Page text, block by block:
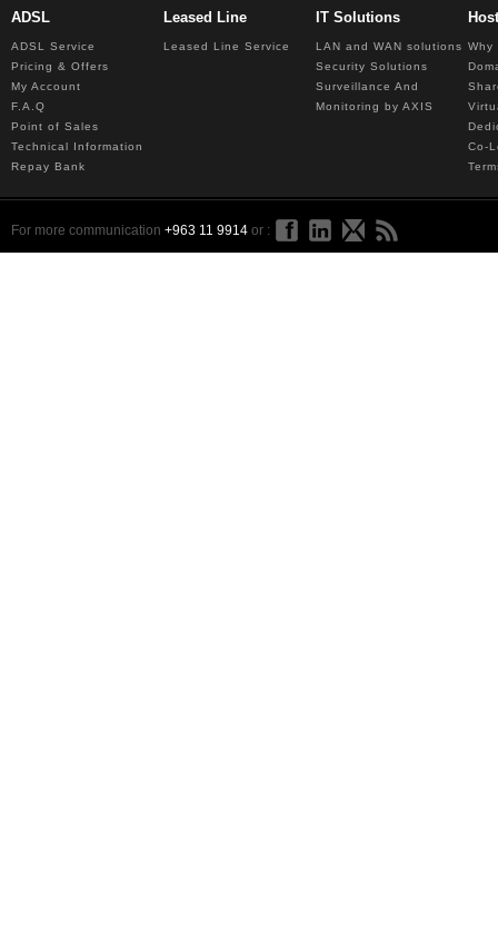
ADSL
ADSL Service
Pricing & Offers
My Account
F.A.Q
Point of Sales
Technical Information
Repay Bank
Leased Line
Leased Line Service
IT Solutions
LAN and WAN solutions
Security Solutions
Surveillance And
Monitoring by AXIS
Why
Co-
For more communication +963 11 9914 or :